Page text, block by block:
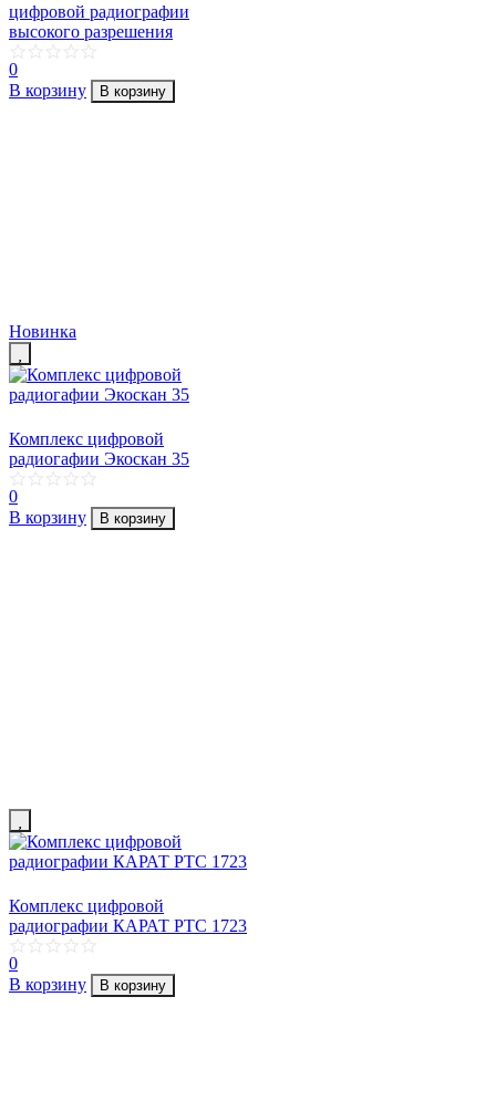
цифровой радиографии
высокого разрешения
0
В корзину
В корзину
Новинка
Комплекс цифровой
радиогафии Экоскан 35
0
В корзину
В корзину
Комплекс цифровой
радиографии КАРАТ РТС 1723
0
В корзину
В корзину